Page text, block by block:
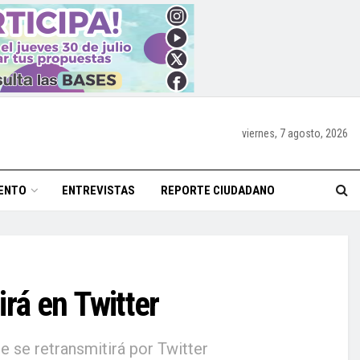
viernes, 7 agosto, 2026
ENTREVISTAS REPORTE CIUDADANO
en Twitter
se retransmitirá por Twitter